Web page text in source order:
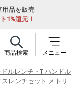
用品を販売
1%還元！
商品検索 メニュー
ドルレンチ・T-ハンドル
スレンチセット メトリ